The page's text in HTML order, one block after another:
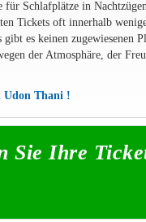
für Schlafplätze in
Tickets oft innerhalb
es keinen zugewiesenen
der Atmosphäre, der
Udon Thani !
Sie Ihre